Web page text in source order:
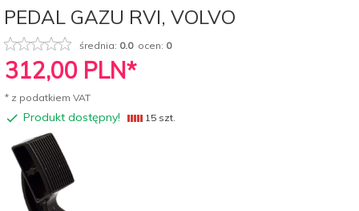
PEDAL GAZU RVI, VOLVO
średnia: 0.0ocen: 0
312,00 PLN*
* z podatkiem VAT
Produkt dostępny! 15 szt.